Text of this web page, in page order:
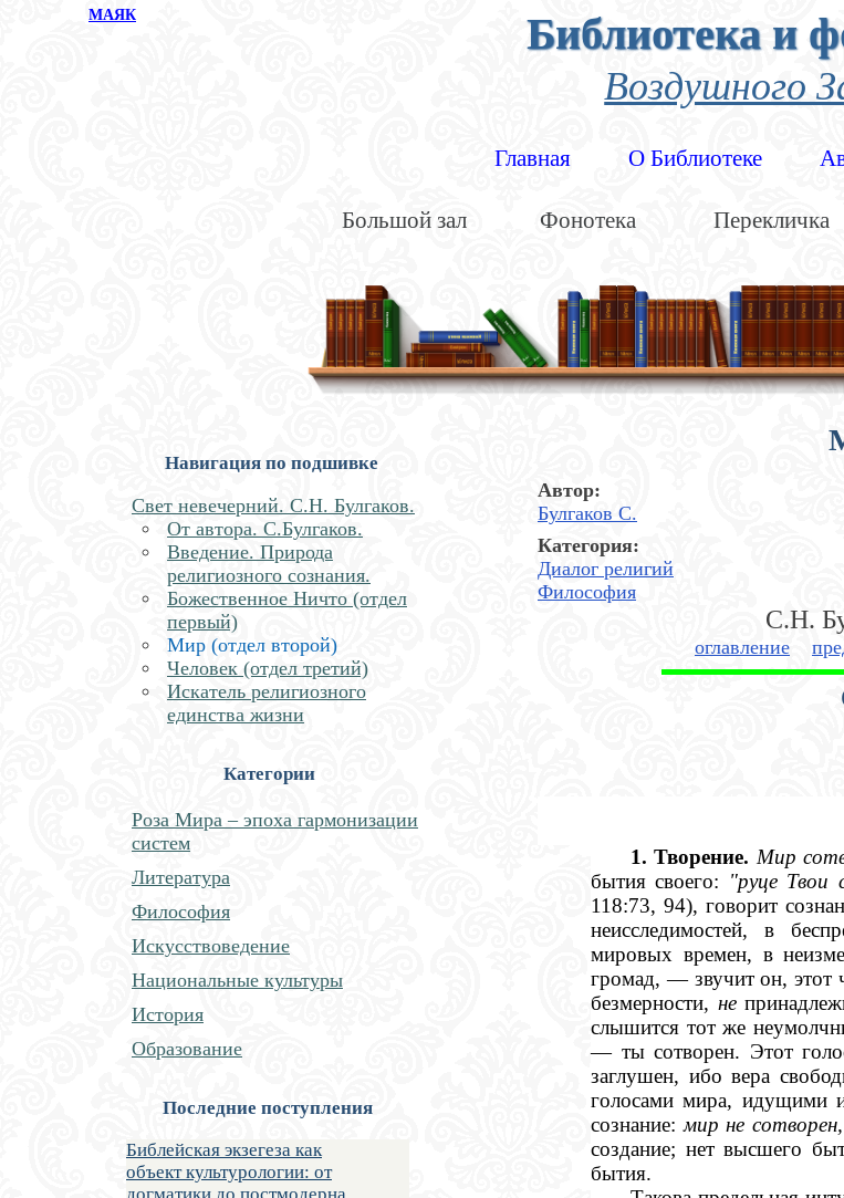
МАЯК Библиотека и
Воздушного
Главная О Библиотеке
Большой зал Фонотека Перекличка
Навигация по подшивке
Свет невечерний. С.Н. Булгаков.
От автора. С.Булгаков.
Введение. Природа
религиозного сознания.
Божественное Ничто (отдел
первый)
Мир (отдел второй)
Человек (отдел третий)
Искатель религиозного
единства жизни
Категории
Роза Мира – эпоха гармонизации
систем
Литература
Философия
Искусствоведение
Национальные культуры
История
Образование
Последние поступления
Библейская экзегеза как
объект культурологии: от
Автор:
Булгаков С.
Категория:
Диалог религий
Философия
С.Н.
оглавление
1. Творение. Мир
бытия своего: "руце Твои
118:73, 94), говорит
неисследимостей, в
мировых времен, в
громад, — звучит он, этот
безмерности, не
слышится тот же
— ты сотворен. Этот
заглушен, ибо вера
голосами мира, идущими
сознание:мир не
создание; нет высшего
бытия.